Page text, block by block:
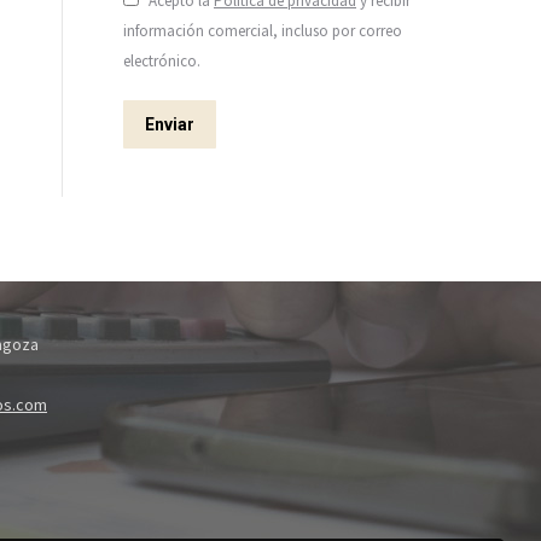
información comercial, incluso por correo
electrónico.
Enviar